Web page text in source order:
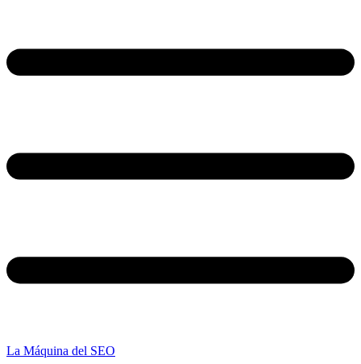
La Máquina del SEO